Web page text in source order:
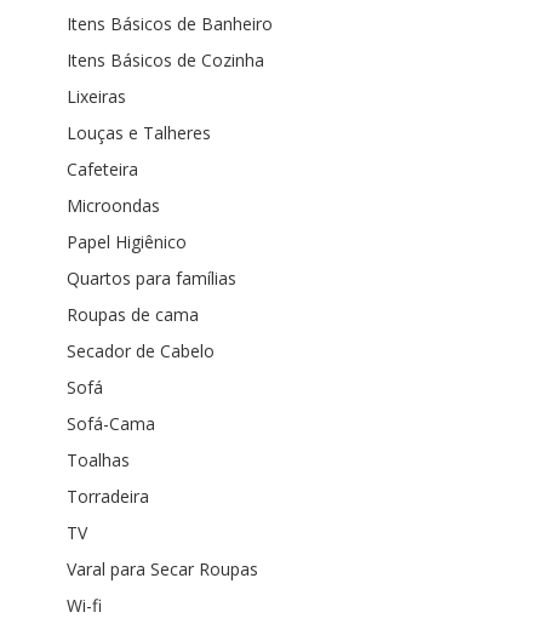
Itens Básicos de Banheiro
Itens Básicos de Cozinha
Lixeiras
Louças e Talheres
Cafeteira
Microondas
Papel Higiênico
Quartos para famílias
Roupas de cama
Secador de Cabelo
Sofá
Sofá-Cama
Toalhas
Torradeira
TV
Varal para Secar Roupas
Wi-fi